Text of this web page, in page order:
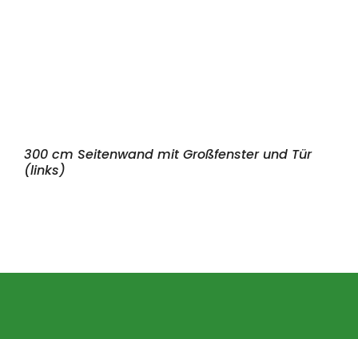
300 cm Seitenwand mit Großfenster und Tür
(links)